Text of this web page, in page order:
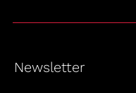
Newsletter